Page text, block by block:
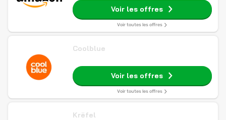
Voir les offres
Voir toutes les offres
Coolblue
Voir les offres
Voir toutes les offres
Krëfel